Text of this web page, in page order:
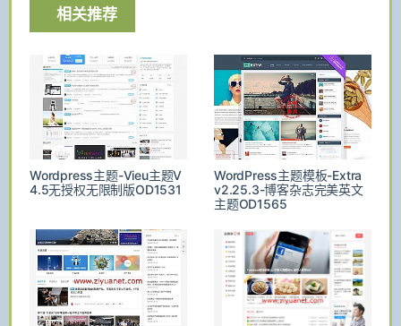
相关推荐
Wordpress主题-Vieu主题V
4.5无授权无限制版OD1531
WordPress主题模板-Extra
v2.25.3-博客杂志完美英文
主题OD1565